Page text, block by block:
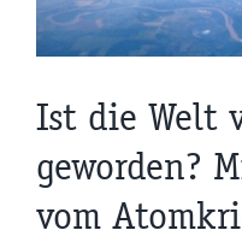
Ist die Welt
geworden?
vom